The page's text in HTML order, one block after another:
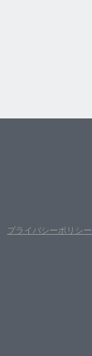
プライバシーポリシー